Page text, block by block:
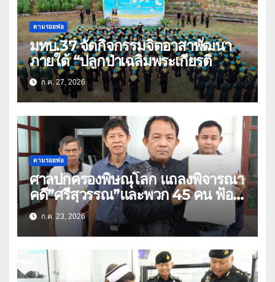
ตามรอยพ่อ
มทบ.37 จัดกิจกรรมจิตอาสาพัฒนา
ภายใต้ “ปลูกป่าเฉลิมพระเกียรติ
ก.ค. 27, 2026
ตามรอยพ่อ
ศาลปกครองพิษณุโลก แถลงพิจารณา
คดี”ศรีสุวรรณ”และพวก 45 คน ฟ้อง
สร้างถนนตัดสวนเฉลิมพระเกียรติ 80
พรรษา (คลิป)
ก.ค. 23, 2026